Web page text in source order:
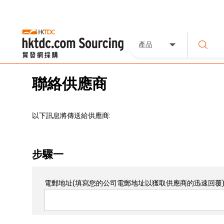
產品
聯絡供應商
以下訊息將傳送給供應商:
步驟一
電郵地址(填寫您的公司電郵地址以獲取供應商的迅速回覆)